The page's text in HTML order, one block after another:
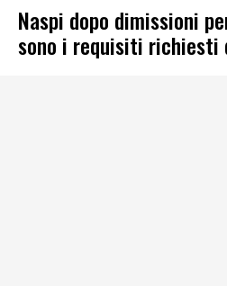
Naspi dopo dimissioni
sono i requisiti richiesti